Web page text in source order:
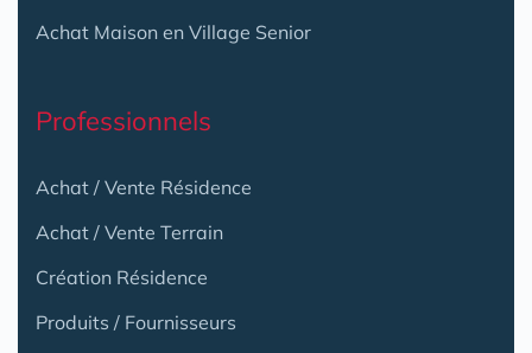
Achat Maison en Village Senior
Professionnels
Achat / Vente Résidence
Achat / Vente Terrain
Création Résidence
Produits / Fournisseurs